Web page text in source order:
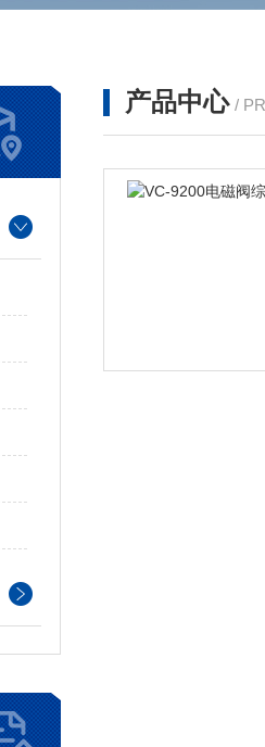
产品中心 /